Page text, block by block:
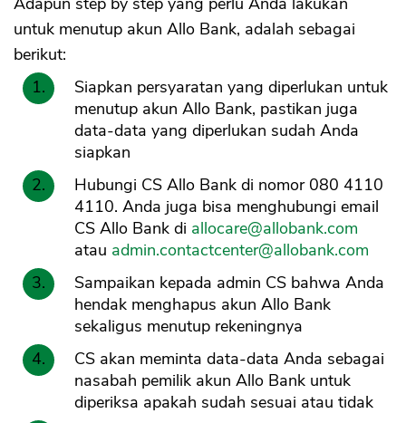
untuk menutup akun Allo Bank, adalah sebagai
berikut:
Siapkan persyaratan yang diperlukan untuk
menutup akun Allo Bank, pastikan juga
data-data yang diperlukan sudah Anda
siapkan
Hubungi CS Allo Bank di nomor 080 4110
4110. Anda juga bisa menghubungi email
CS Allo Bank di allocare@allobank.com
atau admin.contactcenter@allobank.com
Sampaikan kepada admin CS bahwa Anda
hendak menghapus akun Allo Bank
sekaligus menutup rekeningnya
CS akan meminta data-data Anda sebagai
nasabah pemilik akun Allo Bank untuk
diperiksa apakah sudah sesuai atau tidak
OK
CANCEL